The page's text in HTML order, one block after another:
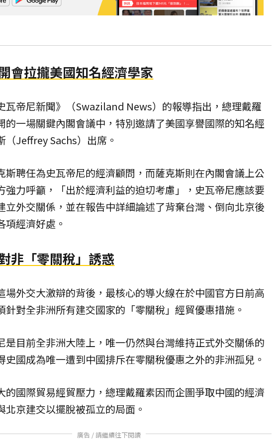
會拉攏美國知名經濟學家
瓦帝尼新聞》（Swaziland News）的報導指出，總理戴羅
的一場關鍵內閣會議中，特別邀請了美國享譽國際的知名經
（Jeffrey Sachs）出席。
斯聘任為史瓦帝尼的經濟顧問，而薩克斯則在內閣會議上公
強力呼籲，「出於經濟利益的迫切考慮」，史瓦帝尼應該要
立外交關係，並在報告中詳細論述了背棄台灣、倒向北京後
項經濟好處。
非「零關稅」誘惑
場外交大激辯的背後，最核心的導火線在於中國官方日前高
針對全非洲所有建交國家的「零關稅」經貿優惠措施。
是目前全非洲大陸上，唯一仍然與台灣維持正式外交關係的
史國成為唯一遭到中國排斥在零關稅優惠之外的非洲孤兒。
的國際貿易經貿壓力，總理戴羅素因而企圖爭取中國的經濟
北京建交以擺脫被孤立的局面。
廣告 / 請繼續往下閱讀